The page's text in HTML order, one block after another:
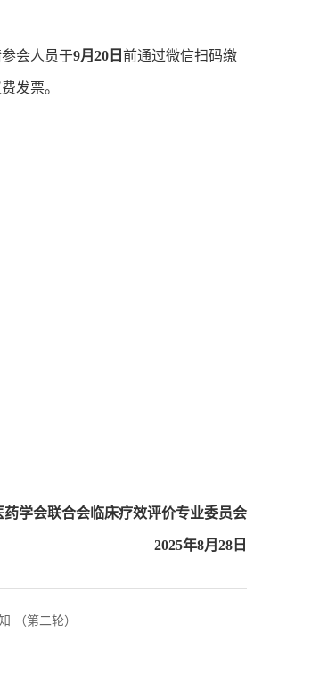
会人员于9月20日 前通过微信扫码缴
发票。
药学会联合会临床疗效评价专业委员会
2025年8月28日
（第二轮）